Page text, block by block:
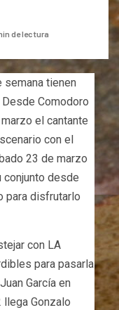
de lectura
tienen
Comodoro
el cantante
con el
23 de marzo
conjunto desde
para disfrutarlo
con LA
para pasarla
García en
Gonzalo